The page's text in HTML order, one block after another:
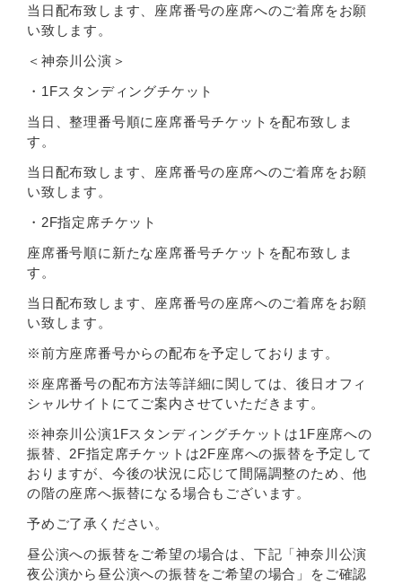
当日配布致します、座席番号の座席へのご着席をお願
い致します。
＜神奈川公演＞
・1Fスタンディングチケット
当日、整理番号順に座席番号チケットを配布致しま
す。
当日配布致します、座席番号の座席へのご着席をお願
い致します。
・2F指定席チケット
座席番号順に新たな座席番号チケットを配布致しま
す。
当日配布致します、座席番号の座席へのご着席をお願
い致します。
※前方座席番号からの配布を予定しております。
※座席番号の配布方法等詳細に関しては、後日オフィ
シャルサイトにてご案内させていただきます。
※神奈川公演1Fスタンディングチケットは1F座席への
振替、2F指定席チケットは2F座席への振替を予定して
おりますが、今後の状況に応じて間隔調整のため、他
の階の座席へ振替になる場合もございます。
予めご了承ください。
昼公演への振替をご希望の場合は、下記「神奈川公演
夜公演から昼公演への振替をご希望の場合」をご確認